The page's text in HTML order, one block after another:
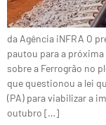
da Agência iNFRA O
pautou para a
sobre a Ferrogrão no
que questionou a lei
(PA) para viabilizar a
outubro […]